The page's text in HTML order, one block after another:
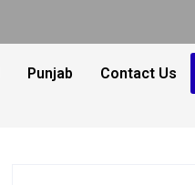
Punjab Contact Us